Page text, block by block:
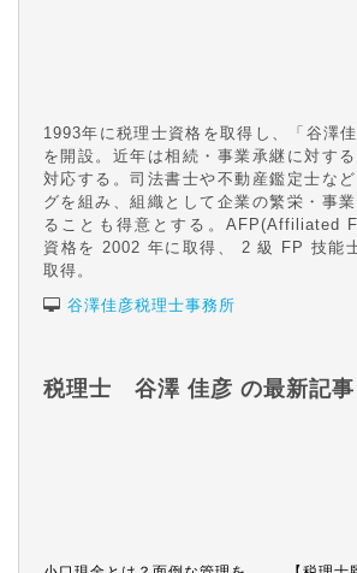
1993年に税理士資格を取得し、「谷澤
を開設。近年は相続・事業承継に対す
対応する。司法書士や不動産鑑定士な
グを組み、組織として企業の繁栄・事
ることも得意とする。AFP(Affiliated
資格を 2002 年に取得、 2 級 FP 技能
取得。
谷澤佳彦税理士事務所
税理士 谷澤 佳彦 の最新記事